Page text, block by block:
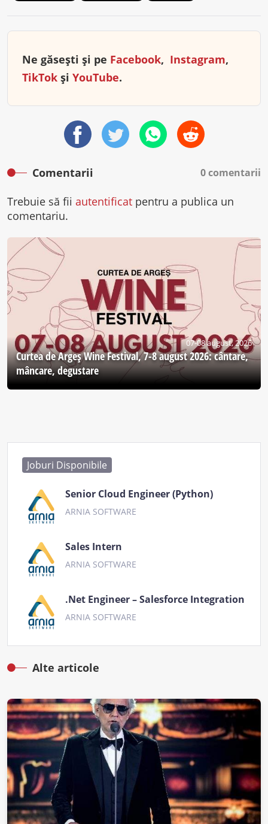
Ne găsești și pe Facebook, Instagram,
TikTok și YouTube.
Comentarii 0 comentarii
Trebuie să fii autentificat pentru a publica un
comentariu.
07-08 august, 2026
Curtea de Argeş Wine Festival, 7-8 august 2026: cântare,
mâncare, degustare
Joburi Disponibile
Senior Cloud Engineer (Python)
ARNIA SOFTWARE
Sales Intern
ARNIA SOFTWARE
.Net Engineer – Salesforce Integration
ARNIA SOFTWARE
Alte articole